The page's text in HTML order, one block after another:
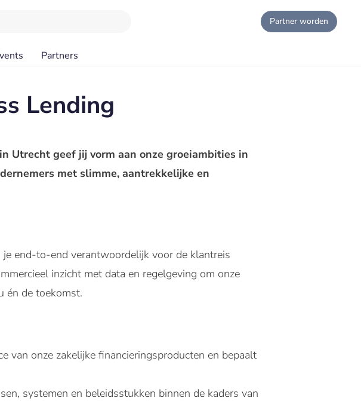
Partner worden
Partners
Lending
Utrecht geef jij vorm aan onze groeiambities in
met slimme, aantrekkelijke en
end-to-end verantwoordelijk voor de klantreis
inzicht met data en regelgeving om onze
én de toekomst.
van onze zakelijke financieringsproducten en bepaalt
systemen en beleidsstukken binnen de kaders van